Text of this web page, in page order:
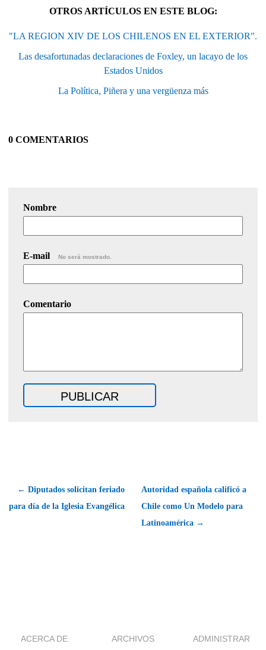
OTROS ARTÍCULOS EN ESTE BLOG:
"LA REGION XIV DE LOS CHILENOS EN EL EXTERIOR".
Las desafortunadas declaraciones de Foxley, un lacayo de los
Estados Unidos
La Política, Piñera y una vergüenza más
0 COMENTARIOS
Nombre
E-mail No será mostrado.
Comentario
← Diputados solicitan feriado
para día de la Iglesia Evangélica
Autoridad española calificó a
Chile como Un Modelo para
Latinoamérica →
ACERCA DE ARCHIVOS ADMINISTRAR